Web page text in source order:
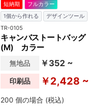
短納期
フルカラー
1個から作れる
デザインツール
TR-0105
キャンバストートバッグ
(M) カラー
無地品 ￥352 ~
印刷品 ￥2,428 ~
200 個の場合 (税込)